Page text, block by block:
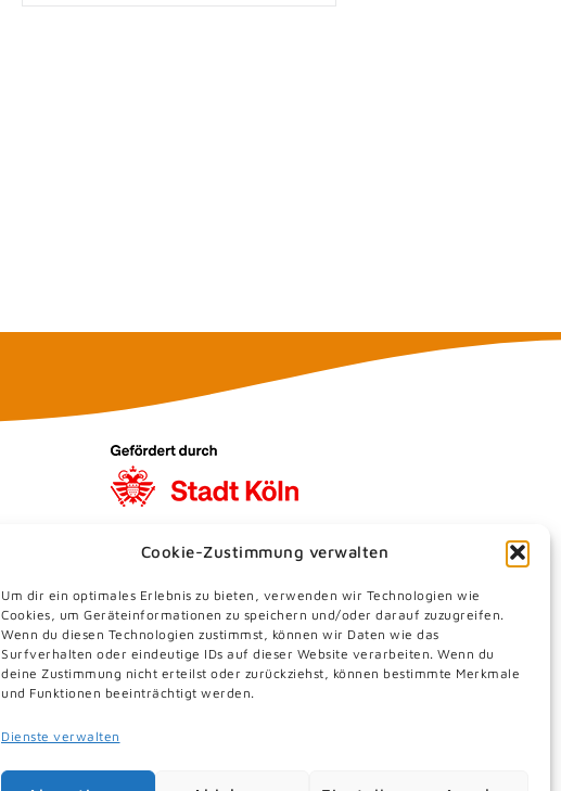
Cookie-Zustimmung verwalten
Um dir ein optimales Erlebnis zu bieten, verwenden wir Technologien wie
Cookies, um Geräteinformationen zu speichern und/oder darauf zuzugreifen.
Wenn du diesen Technologien zustimmst, können wir Daten wie das
Surfverhalten oder eindeutige IDs auf dieser Website verarbeiten. Wenn du
deine Zustimmung nicht erteilst oder zurückziehst, können bestimmte Merkmale
und Funktionen beeinträchtigt werden.
Dienste verwalten